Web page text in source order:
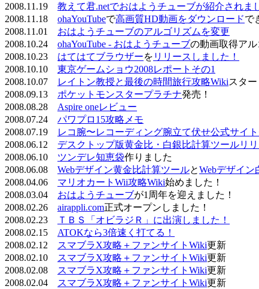
2008.11.19 教えて君.netでおはようチューブが紹介されま
2008.11.18 ohaYouTubeで高画質HD動画をダウンロードで
2008.11.01 おはようチューブのアルゴリズムを変更
2008.10.24 ohaYouTube - おはようチューブの動画取得ア
2008.10.23 はてはてブラウザーを リリースしました！
2008.10.10 東京ゲームショウ2008レポートその1
2008.10.07
レイトン教授と最後の時間旅行攻略Wikiスター
2008.09.13 ポケットモンスタープラチナ発売！
2008.08.28 Aspire oneレビュー
2008.07.24 パワプロ15攻略メモ
2008.07.19
レコ腕〜レコーディング腕立て伏せ公式サイ
2008.06.12 デスクトップ版黄金比・白銀比計算ツールリ
2008.06.10 ツンデレ知恵袋作りました
2008.06.08 Webデザイン黄金比計算ツールとWebデザイン
2008.04.06 マリオカートWii攻略Wiki始めました！
2008.03.04 おはようチューブが1周年を迎えました！
2008.02.26 airappli.com正式オープンしました！
2008.02.23
ＴＢＳ「オビラジＲ」に出演しました！
2008.02.15 ATOKなら3倍速く打てる！
2008.02.12
スマブラX攻略＋ファンサイトWiki更新
2008.02.10
スマブラX攻略＋ファンサイトWiki更新
2008.02.08
スマブラX攻略＋ファンサイトWiki更新
2008.02.04
スマブラX攻略＋ファンサイトWiki更新